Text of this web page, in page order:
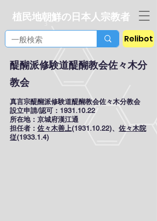
植民地朝鮮の日本人宗教者
Relibot
醍醐派修験道醍醐教会佐々木分
教会
真言宗醍醐派修験道醍醐教会佐々木分教会
設立申請/認可：1931.10.22
所在地：京城府漢江通
担任者： 佐々木善上(1931.10.22)、 佐々木院
従(1933.1.4)